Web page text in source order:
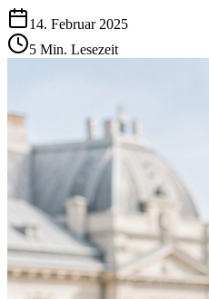
14. Februar 2025
5 Min. Lesezeit